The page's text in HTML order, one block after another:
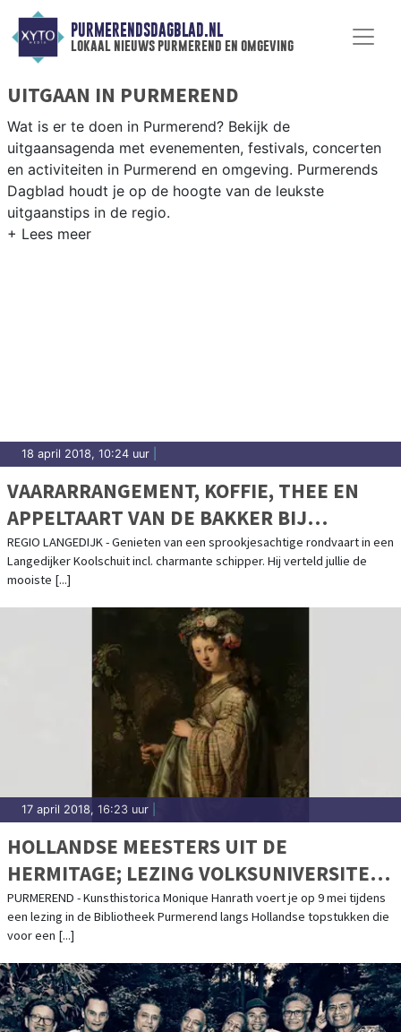
PURMERENDSDAGBLAD.NL
lokaal nieuws purmerend en omgeving
UITGAAN IN PURMEREND
Wat is er te doen in Purmerend? Bekijk de
uitgaansagenda met evenementen, festivals, concerten
en activiteiten in Purmerend en omgeving. Purmerends
Dagblad houdt je op de hoogte van de leukste
uitgaanstips in de regio.
18 april 2018, 10:24 uur
VAARARRANGEMENT, KOFFIE, THEE EN
APPELTAART VAN DE BAKKER BIJ
LANGEDIJKERUITJE
REGIO LANGEDIJK - Genieten van een sprookjesachtige rondvaart in een
Langedijker Koolschuit incl. charmante schipper. Hij verteld jullie de
mooiste [...]
17 april 2018, 16:23 uur
HOLLANDSE MEESTERS UIT DE
HERMITAGE; LEZING VOLKSUNIVERSITEIT
IN DE BIBLIOTHEEK
PURMEREND - Kunsthistorica Monique Hanrath voert je op 9 mei tijdens
een lezing in de Bibliotheek Purmerend langs Hollandse topstukken die
voor een [...]